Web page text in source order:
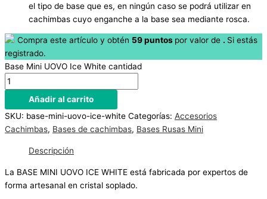
el tipo de base que es, en ningún caso se podrá utilizar en
cachimbas cuyo enganche a la base sea mediante rosca.
Compra este artículo y obtén 59puntos por valor de . Si estás
registrado.
Base Mini UOVO Ice White cantidad
Añadir al carrito
SKU: base-mini-uovo-ice-white Categorías: Accesorios
Cachimbas, Bases de cachimbas, Bases Rusas Mini
Descripción
La BASE MINI UOVO ICE WHITE está fabricada por expertos de
forma artesanal en cristal soplado.